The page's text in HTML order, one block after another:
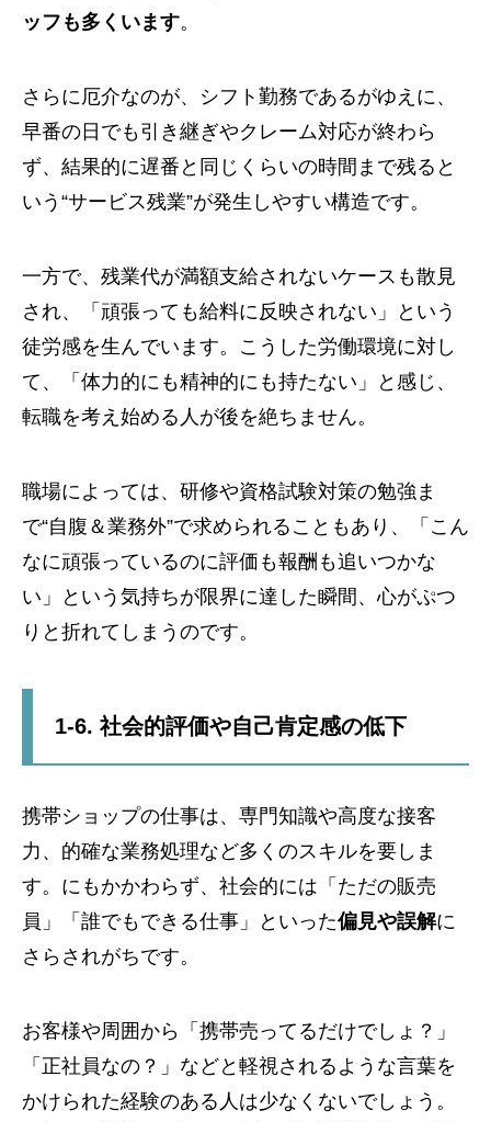
ッフも多くいます。
さらに厄介なのが、シフト勤務であるがゆえに、
早番の日でも引き継ぎやクレーム対応が終わら
ず、結果的に遅番と同じくらいの時間まで残ると
いう“サービス残業”が発生しやすい構造です。
一方で、残業代が満額支給されないケースも散見
され、「頑張っても給料に反映されない」という
徒労感を生んでいます。こうした労働環境に対し
て、「体力的にも精神的にも持たない」と感じ、
転職を考え始める人が後を絶ちません。
職場によっては、研修や資格試験対策の勉強ま
で“自腹＆業務外”で求められることもあり、「こん
なに頑張っているのに評価も報酬も追いつかな
い」という気持ちが限界に達した瞬間、心がぷつ
りと折れてしまうのです。
1-6. 社会的評価や自己肯定感の低下
携帯ショップの仕事は、専門知識や高度な接客
力、的確な業務処理など多くのスキルを要しま
す。にもかかわらず、社会的には「ただの販売
員」「誰でもできる仕事」といった偏見や誤解に
さらされがちです。
お客様や周囲から「携帯売ってるだけでしょ？」
「正社員なの？」などと軽視されるような言葉を
かけられた経験のある人は少なくないでしょう。